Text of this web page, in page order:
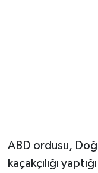
ABD ordusu,
kaçakçılığı
Seri İlan